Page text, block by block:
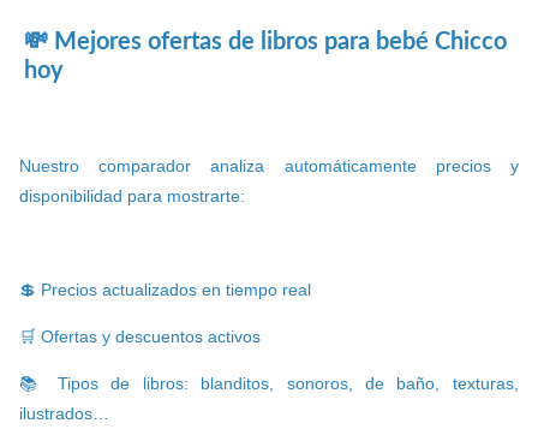
💸 Mejores ofertas de libros para bebé Chicco
hoy
Nuestro comparador analiza automáticamente precios y
disponibilidad para mostrarte:
💲 Precios actualizados en tiempo real
🛒 Ofertas y descuentos activos
📚 Tipos de libros: blanditos, sonoros, de baño, texturas,
ilustrados…